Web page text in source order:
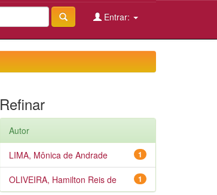
Entrar:
Refinar
Autor
1
LIMA, Mônica de Andrade
1
OLIVEIRA, Hamilton Reis de